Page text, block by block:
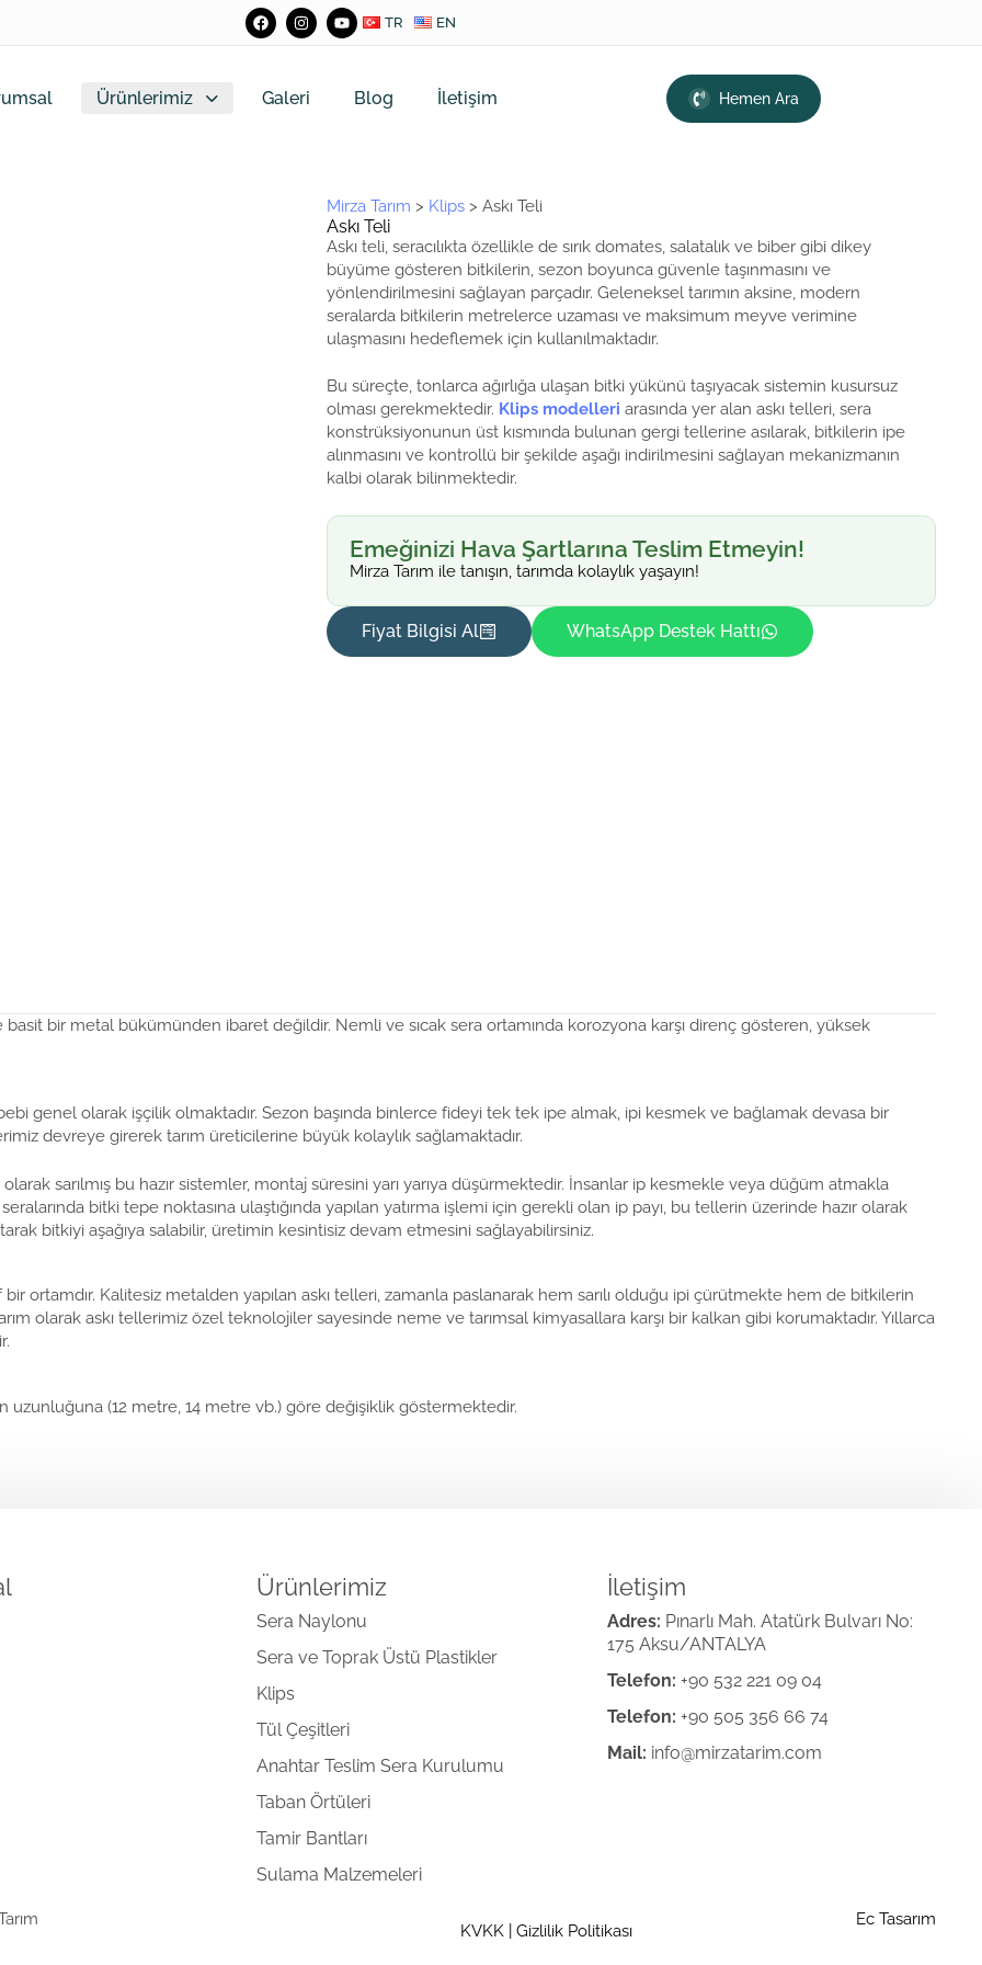
TR EN
Ürünlerimiz Galeri Blog İletişim Hemen Ara
Mirza Tarım > Klips > Askı Teli
Askı Teli
Askı teli, seracılıkta özellikle de sırık domates, salatalık ve biber gibi dikey
büyüme gösteren bitkilerin, sezon boyunca güvenle taşınmasını ve
yönlendirilmesini sağlayan parçadır. Geleneksel tarımın aksine, modern
seralarda bitkilerin metrelerce uzaması ve maksimum meyve verimine
ulaşmasını hedeflemek için kullanılmaktadır.
Bu süreçte, tonlarca ağırlığa ulaşan bitki yükünü taşıyacak sistemin kusursuz
olması gerekmektedir. Klips modelleri arasında yer alan askı telleri, sera
konstrüksiyonunun üst kısmında bulunan gergi tellerine asılarak, bitkilerin ipe
alınmasını ve kontrollü bir şekilde aşağı indirilmesini sağlayan mekanizmanın
kalbi olarak bilinmektedir.
Emeğinizi Hava Şartlarına Teslim Etmeyin!
Mirza Tarım ile tanışın, tarımda kolaylık yaşayın!
Fiyat Bilgisi Al WhatsApp Destek Hattı
bir metal bükümünden ibaret değildir. Nemli ve sıcak sera ortamında korozyona karşı direnç gösteren, yüksek
genel olarak işçilik olmaktadır. Sezon başında binlerce fideyi tek tek ipe almak, ipi kesmek ve bağlamak devasa bir
devreye girerek tarım üreticilerine büyük kolaylık sağlamaktadır.
sarılmış bu hazır sistemler, montaj süresini yarı yarıya düşürmektedir. İnsanlar ip kesmekle veya düğüm atmakla
bitki tepe noktasına ulaştığında yapılan yatırma işlemi için gerekli olan ip payı, bu tellerin üzerinde hazır olarak
bitkiyi aşağıya salabilir, üretimin kesintisiz devam etmesini sağlayabilirsiniz.
ortamdır. Kalitesiz metalden yapılan askı telleri, zamanla paslanarak hem sarılı olduğu ipi çürütmekte hem de bitkilerin
olarak askı tellerimiz özel teknolojiler sayesinde neme ve tarımsal kimyasallara karşı bir kalkan gibi korumaktadır. Yıllarca
uzunluğuna (12 metre, 14 metre vb.) göre değişiklik göstermektedir.
Ürünlerimiz
Sera Naylonu
Sera ve Toprak Üstü Plastikler
Klips
Tül Çeşitleri
Anahtar Teslim Sera Kurulumu
Taban Örtüleri
Tamir Bantları
Sulama Malzemeleri
İletişim
Adres: Pınarlı Mah. Atatürk Bulvarı No:
175 Aksu/ANTALYA
Telefon: +90 532 221 09 04
Telefon: +90 505 356 66 74
Mail: info@mirzatarim.com
KVKK |Gizlilik Politikası
Ec Tasarım